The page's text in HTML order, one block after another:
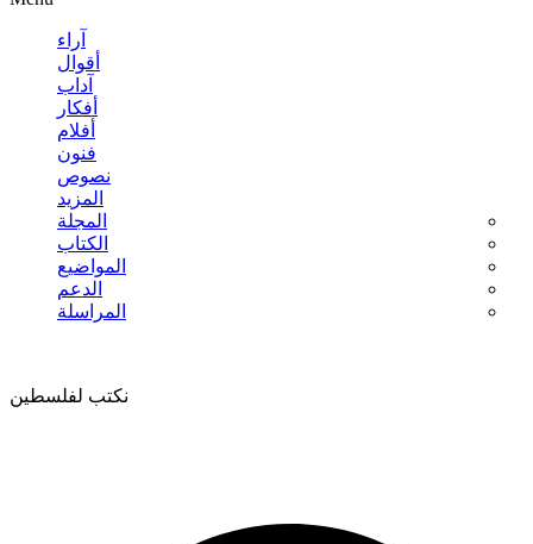
آراء
أقوال
آداب
أفكار
أفلام
فنون
نصوص
المزيد
المجلة
الكتاب
المواضيع
الدعم
المراسلة
نكتب لفلسطين